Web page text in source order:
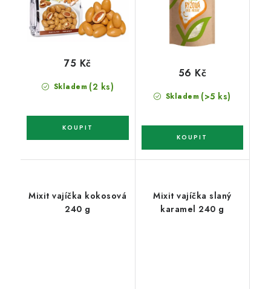
Skladem (2 ks)
75 Kč
Skladem (>5 ks)
56 Kč
Mixit vajíčka kokosová
240 g
Mixit vajíčka slaný
karamel 240 g